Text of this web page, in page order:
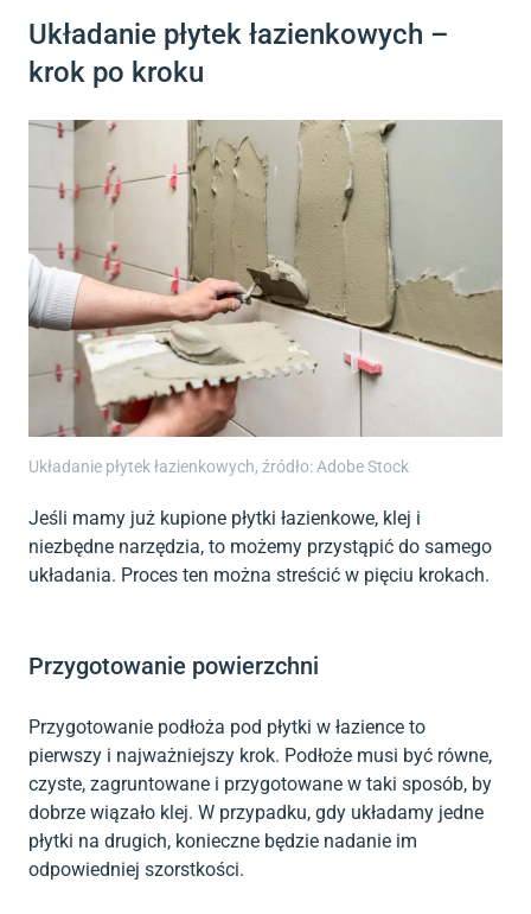
Układanie płytek łazienkowych –
krok po kroku
Układanie płytek łazienkowych, źródło: Adobe Stock
Jeśli mamy już kupione płytki łazienkowe, klej i
niezbędne narzędzia, to możemy przystąpić do samego
układania. Proces ten można streścić w pięciu krokach.
Przygotowanie powierzchni
Przygotowanie podłoża pod płytki w łazience to
pierwszy i najważniejszy krok. Podłoże musi być równe,
czyste, zagruntowane i przygotowane w taki sposób, by
dobrze wiązało klej. W przypadku, gdy układamy jedne
płytki na drugich, konieczne będzie nadanie im
odpowiedniej szorstkości.